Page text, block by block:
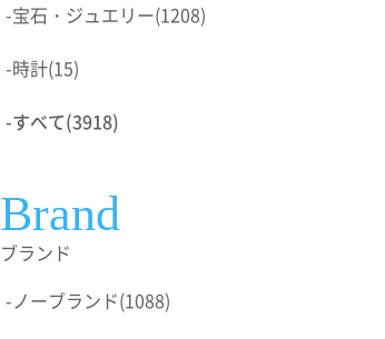
-宝石・ジュエリー(1208)
-時計(15)
-すべて(3918)
Brand
ブランド
-ノーブランド(1088)